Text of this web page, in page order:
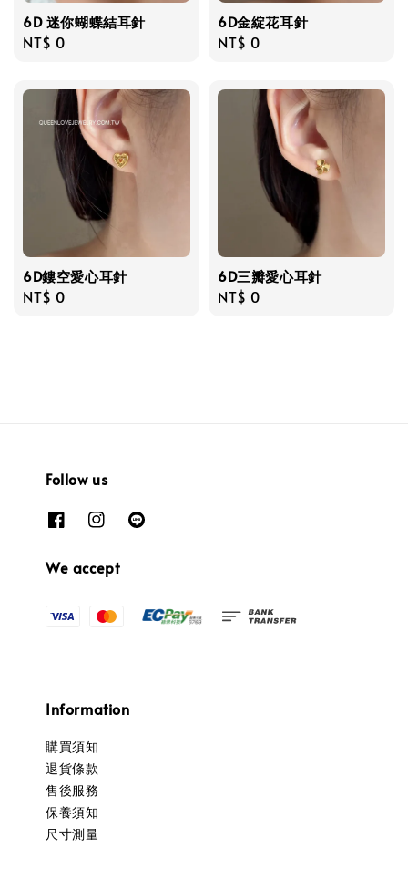
6D 迷你蝴蝶結耳針
Regular
NT$ 0
6D金綻花耳針
Regular
NT$ 0
6D鏤空愛心耳針
Regular
NT$ 0
6D三瓣愛心耳針
Regular
NT$ 0
Follow us
We accept
Information
購買須知
退貨條款
售後服務
保養須知
尺寸測量